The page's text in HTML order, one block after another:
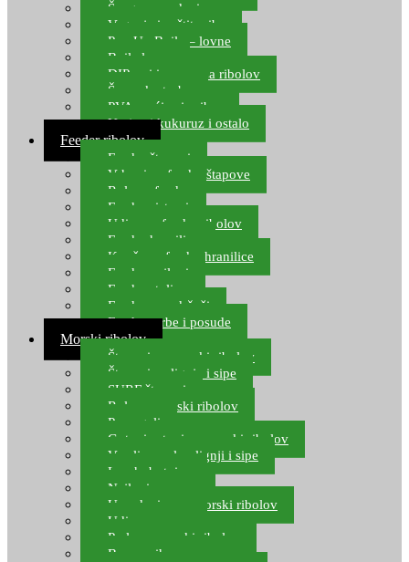
Špage, upredenice
Vaganje i zaštita ribe
Pop Up Boile – lovne
Boile lovne
DIP-ovi i arome za ribolov
Šaranske torbe
PVA vrećice i pribor
Umjetni kukuruz i ostalo
Feeder ribolov
Feeder štapovi
Vrhovi za feeder štapove
Role za feeder
Feeder sistemi
Udice za feeder ribolov
Feeder hranilice
Kopče za feeder hranilice
Feeder najloni
Feeder stolice
Feeder arm držači
Feeder torbe i posude
Morski ribolov
Štapovi za morski ribolov
Štapovi za lignje i sipe
SURF štapovi
Role za morski ribolov
Parangali
Gotovi setovi za morski ribolov
Varalice za lov lignji i sipe
Lov hobotnice
Najloni za more
Upredenice za morski ribolov
Udice za more
Perle za morski ribolov
Brum prihrana za more